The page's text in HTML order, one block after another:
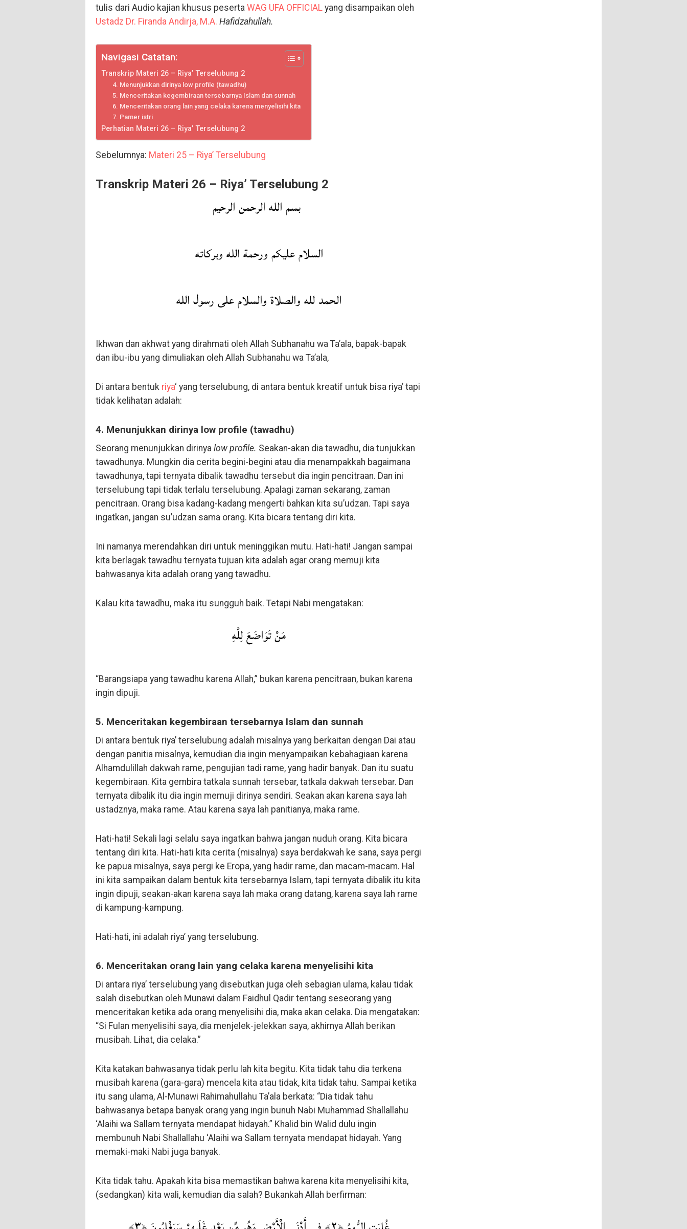
tulis dari Audio kajian khusus peserta WAG UFA OFFICIALyang disampaikan oleh
Ustadz Dr. Firanda Andirja, M.A. Hafidzahullah.
Navigasi Catatan:
Transkrip Materi 26 – Riya’ Terselubung 2
4. Menunjukkan dirinya low profile (tawadhu)
5. Menceritakan kegembiraan tersebarnya Islam dan sunnah
6. Menceritakan orang lain yang celaka karena menyelisihi kita
7. Pamer istri
Perhatian Materi 26 – Riya’ Terselubung 2
Sebelumnya: Materi 25 – Riya’ Terselubung
Transkrip Materi 26 – Riya’ Terselubung 2
بسم الله الرحمن الرحيم
السلام عليكم ورحمة الله وبركاته
الحمد لله والصلاة والسلام على رسول الله
Ikhwan dan akhwat yang dirahmati oleh Allah Subhanahu wa Ta’ala, bapak-bapak
dan ibu-ibu yang dimuliakan oleh Allah Subhanahu wa Ta’ala,
Di antara bentuk riya‘ yang terselubung, di antara bentuk kreatif untuk bisa riya’ tapi
tidak kelihatan adalah:
4. Menunjukkan dirinya low profile (tawadhu)
Seorang menunjukkan dirinya low profile. Seakan-akan dia tawadhu, dia tunjukkan
tawadhunya. Mungkin dia cerita begini-begini atau dia menampakkah bagaimana
tawadhunya, tapi ternyata dibalik tawadhu tersebut dia ingin pencitraan. Dan ini
terselubung tapi tidak terlalu terselubung. Apalagi zaman sekarang, zaman
pencitraan. Orang bisa kadang-kadang mengerti bahkan kita su’udzan. Tapi saya
ingatkan, jangan su’udzan sama orang. Kita bicara tentang diri kita.
Ini namanya merendahkan diri untuk meninggikan mutu. Hati-hati! Jangan sampai
kita berlagak tawadhu ternyata tujuan kita adalah agar orang memuji kita
bahwasanya kita adalah orang yang tawadhu.
Kalau kita tawadhu, maka itu sungguh baik. Tetapi Nabi mengatakan:
مَنْ تَوَاضَعَ لِلَّهِ
“Barangsiapa yang tawadhu karena Allah,” bukan karena pencitraan, bukan karena
ingin dipuji.
5. Menceritakan kegembiraan tersebarnya Islam dan sunnah
Di antara bentuk riya’ terselubung adalah misalnya yang berkaitan dengan Dai atau
dengan panitia misalnya, kemudian dia ingin menyampaikan kebahagiaan karena
Alhamdulillah dakwah rame, pengujian tadi rame, yang hadir banyak. Dan itu suatu
kegembiraan. Kita gembira tatkala sunnah tersebar, tatkala dakwah tersebar. Dan
ternyata dibalik itu dia ingin memuji dirinya sendiri. Seakan akan karena saya lah
ustadznya, maka rame. Atau karena saya lah panitianya, maka rame.
Hati-hati! Sekali lagi selalu saya ingatkan bahwa jangan nuduh orang. Kita bicara
tentang diri kita. Hati-hati kita cerita (misalnya) saya berdakwah ke sana, saya pergi
ke papua misalnya, saya pergi ke Eropa, yang hadir rame, dan macam-macam. Hal
ini kita sampaikan dalam bentuk kita tersebarnya Islam, tapi ternyata dibalik itu kita
ingin dipuji, seakan-akan karena saya lah maka orang datang, karena saya lah rame
di kampung-kampung.
Hati-hati, ini adalah riya’ yang terselubung.
6. Menceritakan orang lain yang celaka karena menyelisihi kita
Di antara riya’ terselubung yang disebutkan juga oleh sebagian ulama, kalau tidak
salah disebutkan oleh Munawi dalam Faidhul Qadir tentang seseorang yang
menceritakan ketika ada orang menyelisihi dia, maka akan celaka. Dia mengatakan:
“Si Fulan menyelisihi saya, dia menjelek-jelekkan saya, akhirnya Allah berikan
musibah. Lihat, dia celaka.”
Kita katakan bahwasanya tidak perlu lah kita begitu. Kita tidak tahu dia terkena
musibah karena (gara-gara) mencela kita atau tidak, kita tidak tahu. Sampai ketika
itu sang ulama, Al-Munawi Rahimahullahu Ta’ala berkata: “Dia tidak tahu
bahwasanya betapa banyak orang yang ingin bunuh Nabi Muhammad Shallallahu
‘Alaihi wa Sallam ternyata mendapat hidayah.” Khalid bin Walid dulu ingin
membunuh Nabi Shallallahu ‘Alaihi wa Sallam ternyata mendapat hidayah. Yang
memaki-maki Nabi juga banyak.
Kita tidak tahu. Apakah kita bisa memastikan bahwa karena kita menyelisihi kita,
(sedangkan) kita wali, kemudian dia salah? Bukankah Allah berfirman: